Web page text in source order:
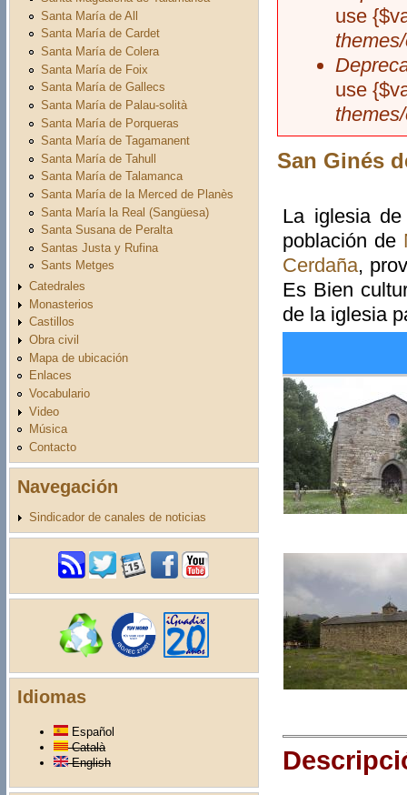
Santa María de All
Santa María de Cardet
Santa María de Colera
Santa María de Foix
Santa María de Gallecs
Santa María de Palau-solità
Santa María de Porqueras
Santa María de Tagamanent
Santa María de Tahull
Santa María de Talamanca
Santa María de la Merced de Planès
Santa María la Real (Sangüesa)
Santa Susana de Peralta
Santas Justa y Rufina
Sants Metges
Catedrales
Monasterios
Castillos
Obra civil
Mapa de ubicación
Enlaces
Vocabulario
Video
Música
Contacto
Navegación
Sindicador de canales de noticias
Idiomas
Español
Català
English
use
use
San Ginés
La iglesia
población de
Cerdaña,
Es Bien
de la iglesia